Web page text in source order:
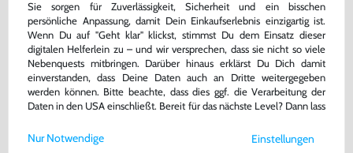
Sie sorgen für Zuverlässigkeit, Sicherheit und ein bisschen
persönliche Anpassung, damit Dein Einkaufserlebnis einzigartig ist.
Wenn Du auf "Geht klar" klickst, stimmst Du dem Einsatz dieser
digitalen Helferlein zu – und wir versprechen, dass sie nicht so viele
Nebenquests mitbringen. Darüber hinaus erklärst Du Dich damit
einverstanden, dass Deine Daten auch an Dritte weitergegeben
werden können. Bitte beachte, dass dies ggf. die Verarbeitung der
Daten in den USA einschließt. Bereit für das nächste Level? Dann lass
Weitere Informationen zu den von uns verwendeten Cookies und
Einstellungen
Nur Notwendige